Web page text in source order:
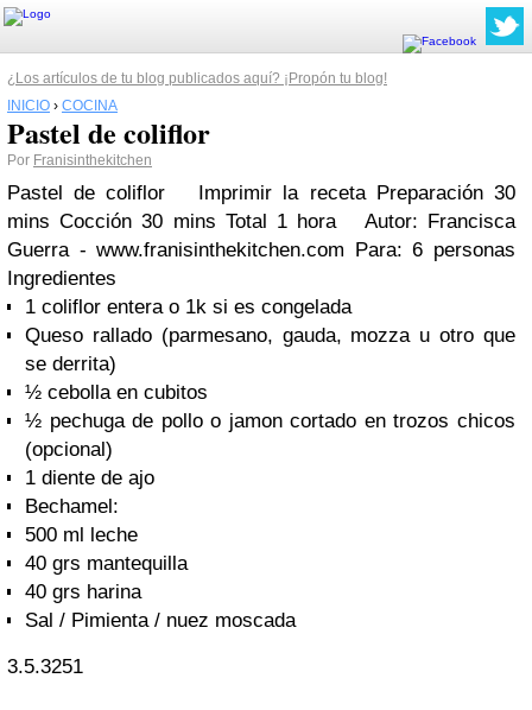
¿Los artículos de tu blog publicados aquí? ¡Propón tu blog!
INICIO › COCINA
Pastel de coliflor
Por Franisinthekitchen
Pastel de coliflor Imprimir la recetaPreparación 30
mins Cocción 30 mins Total 1 hora Autor: Francisca
Guerra - www.franisinthekitchen.com Para:6 personas
Ingredientes
1 coliflor entera o 1k si es congelada
Queso rallado (parmesano, gauda, mozza u otro que
se derrita)
½ cebolla en cubitos
½ pechuga de pollo o jamon cortado en trozos chicos
(opcional)
1 diente de ajo
Bechamel:
500 ml leche
40 grs mantequilla
40 grs harina
Sal / Pimienta / nuez moscada
3.5.3251